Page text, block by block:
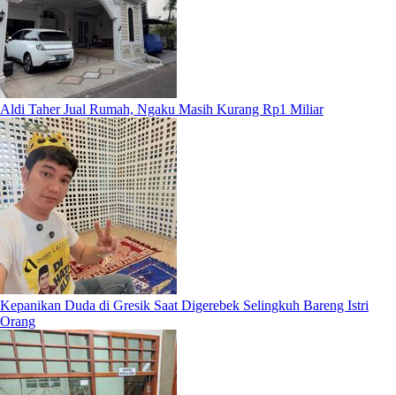
Aldi Taher Jual Rumah, Ngaku Masih Kurang Rp1 Miliar
Kepanikan Duda di Gresik Saat Digerebek Selingkuh Bareng Istri
Orang